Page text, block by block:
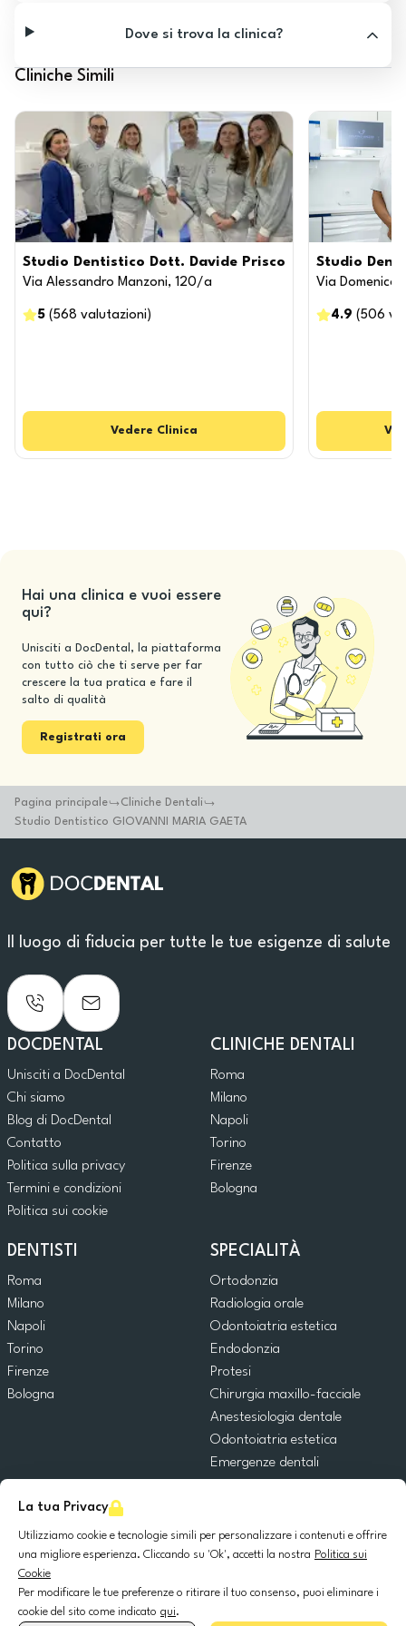
La tua Privacy
Utilizziamo cookie e tecnologie simili per personalizzare i contenuti e offrire
una migliore esperienza. Cliccando su 'Ok', accetti la nostra Politica sui
Cookie
Per modificare le tue preferenze o ritirare il tuo consenso, puoi eliminare i
cookie del sito come indicato qui.
Dove si trova la clinica?
Cliniche Simili
Studio Dentistico Dott. Davide Prisco
Via Alessandro Manzoni, 120/a
5 (568 valutazioni )
Vedere Clinica
Studio
Via Domenico
4.9 (506
Hai una clinica e vuoi essere
qui?
Unisciti a DocDental, la piattaforma
con tutto ciò che ti serve per far
crescere la tua pratica e fare il
salto di qualità
Registrati ora
Pagina principale
Cliniche Dentali
Studio Dentistico GIOVANNI MARIA GAETA
Il luogo di fiducia per tutte le tue esigenze di salute
DOCDENTAL
Unisciti a DocDental
Chi siamo
Blog di DocDental
Contatto
Politica sulla privacy
Termini e condizioni
Politica sui cookie
CLINICHE DENTALI
Roma
Milano
Napoli
Torino
Firenze
Bologna
DENTISTI
Roma
Milano
Napoli
Torino
Firenze
Bologna
SPECIALITÀ
Ortodonzia
Radiologia orale
Odontoiatria estetica
Endodonzia
Protesi
Chirurgia maxillo-facciale
Anestesiologia dentale
Odontoiatria estetica
Emergenze dentali
Chirurgia orale
Implantologia dentale